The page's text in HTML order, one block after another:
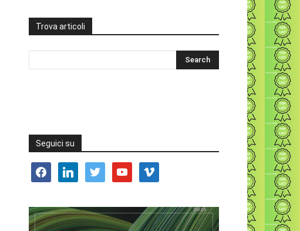
Trova articoli
Seguici su
facebooklinkedin twitter youtube vimeo